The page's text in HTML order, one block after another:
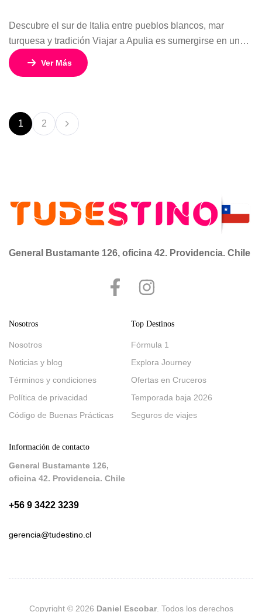
Descubre el sur de Italia entre pueblos blancos, mar
turquesa y tradición Viajar a Apulia es sumergirse en una
de las regiones más auténticas y sorprendentes de Italia.
Con este circuito de 8 días y 7 noches, vivirás una
cristalinas […]
Ver Más
1 2
General Bustamante 126, oficina 42. Providencia. Chile
Nosotros
Nosotros
Noticias y blog
Términos y condiciones
Política de privacidad
Código de Buenas Prácticas
Top Destinos
Fórmula 1
Explora Journey
Ofertas en Cruceros
Temporada baja 2026
Seguros de viajes
Información de contacto
General Bustamante 126,
oficina 42. Providencia. Chile
+56 9 3422 3239
gerencia@tudestino.cl
Copyright © 2026 Daniel Escobar. Todos los derechos